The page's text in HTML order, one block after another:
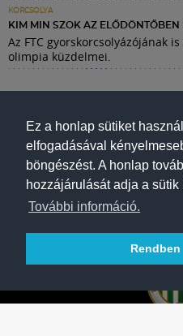
Ez a honlap sütiket
elfogadásával
böngészést. A honlap
hozzájárulását adja a
További információ.
Rendben
KORCSOLYA
KIM MIN SZOK AZ ELŐDÖNTŐBEN
Az FTC gyorskorcsolyázójának
olimpia küzdelmei.